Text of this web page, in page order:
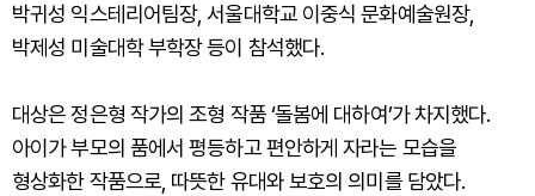
박귀성 익스테리어팀장, 서울대학교 이중식 문화예술원장,
박제성 미술대학 부학장 등이 참석했다.
대상은 정은형 작가의 조형 작품 ‘돌봄에 대하여’가 차지했다.
아이가 부모의 품에서 평등하고 편안하게 자라는 모습을
형상화한 작품으로, 따뜻한 유대와 보호의 의미를 담았다.